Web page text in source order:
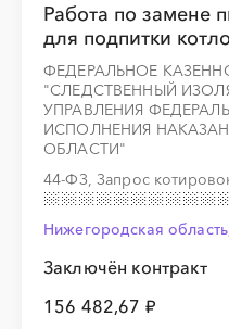
Работа по замене
для подпитки
ФЕДЕРАЛЬНОЕ
"СЛЕДСТВЕННЫЙ
УПРАВЛЕНИЯ
ИСПОЛНЕНИЯ
ОБЛАСТИ"
44-ФЗ, Запрос
Нижегородская
Заключён контракт
156 482,67 ₽